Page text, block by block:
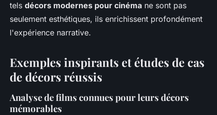
tels décors modernes pour cinéma ne sont pas
seulement esthétiques, ils enrichissent profondément
l'expérience narrative.
Exemples inspirants et études de cas
de décors réussis
Analyse de films connues pour leurs décors
mémorables